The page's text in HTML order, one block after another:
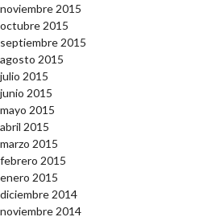
noviembre 2015
octubre 2015
septiembre 2015
agosto 2015
julio 2015
junio 2015
mayo 2015
abril 2015
marzo 2015
febrero 2015
enero 2015
diciembre 2014
noviembre 2014